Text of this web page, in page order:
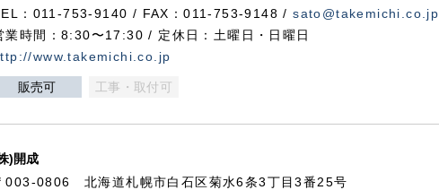
：011-753-9140 / FAX：011-753-9148 /sato@takemichi.co.jp
業時間：8:30〜17:30 / 定休日：土曜日・日曜日
www.takemichi.co.jp
販売可 工事・取付可
)開成
003-0806 北海道札幌市白石区菊水6条3丁目3番25号